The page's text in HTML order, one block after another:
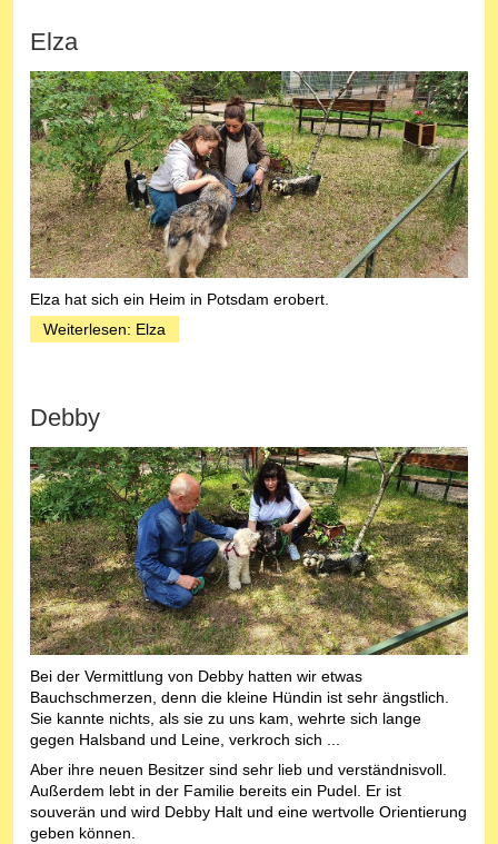
Elza
Elza hat sich ein Heim in Potsdam erobert.
Weiterlesen: Elza
Debby
Bei der Vermittlung von Debby hatten wir etwas
Bauchschmerzen, denn die kleine Hündin ist sehr ängstlich.
Sie kannte nichts, als sie zu uns kam, wehrte sich lange
gegen Halsband und Leine, verkroch sich ...
Aber ihre neuen Besitzer sind sehr lieb und verständnisvoll.
Außerdem lebt in der Familie bereits ein Pudel. Er ist
souverän und wird Debby Halt und eine wertvolle Orientierung
geben können.